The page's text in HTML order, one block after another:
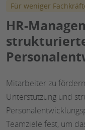
Für weniger
HR-
Mitarbeiter zu
Unterstützung und
Teamziele fest, um